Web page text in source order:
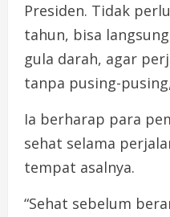
Presiden. Tidak
tahun, bisa
gula darah, agar
tanpa pusing-
Ia berharap para
sehat selama
tempat asalnya.
“Sehat sebelum